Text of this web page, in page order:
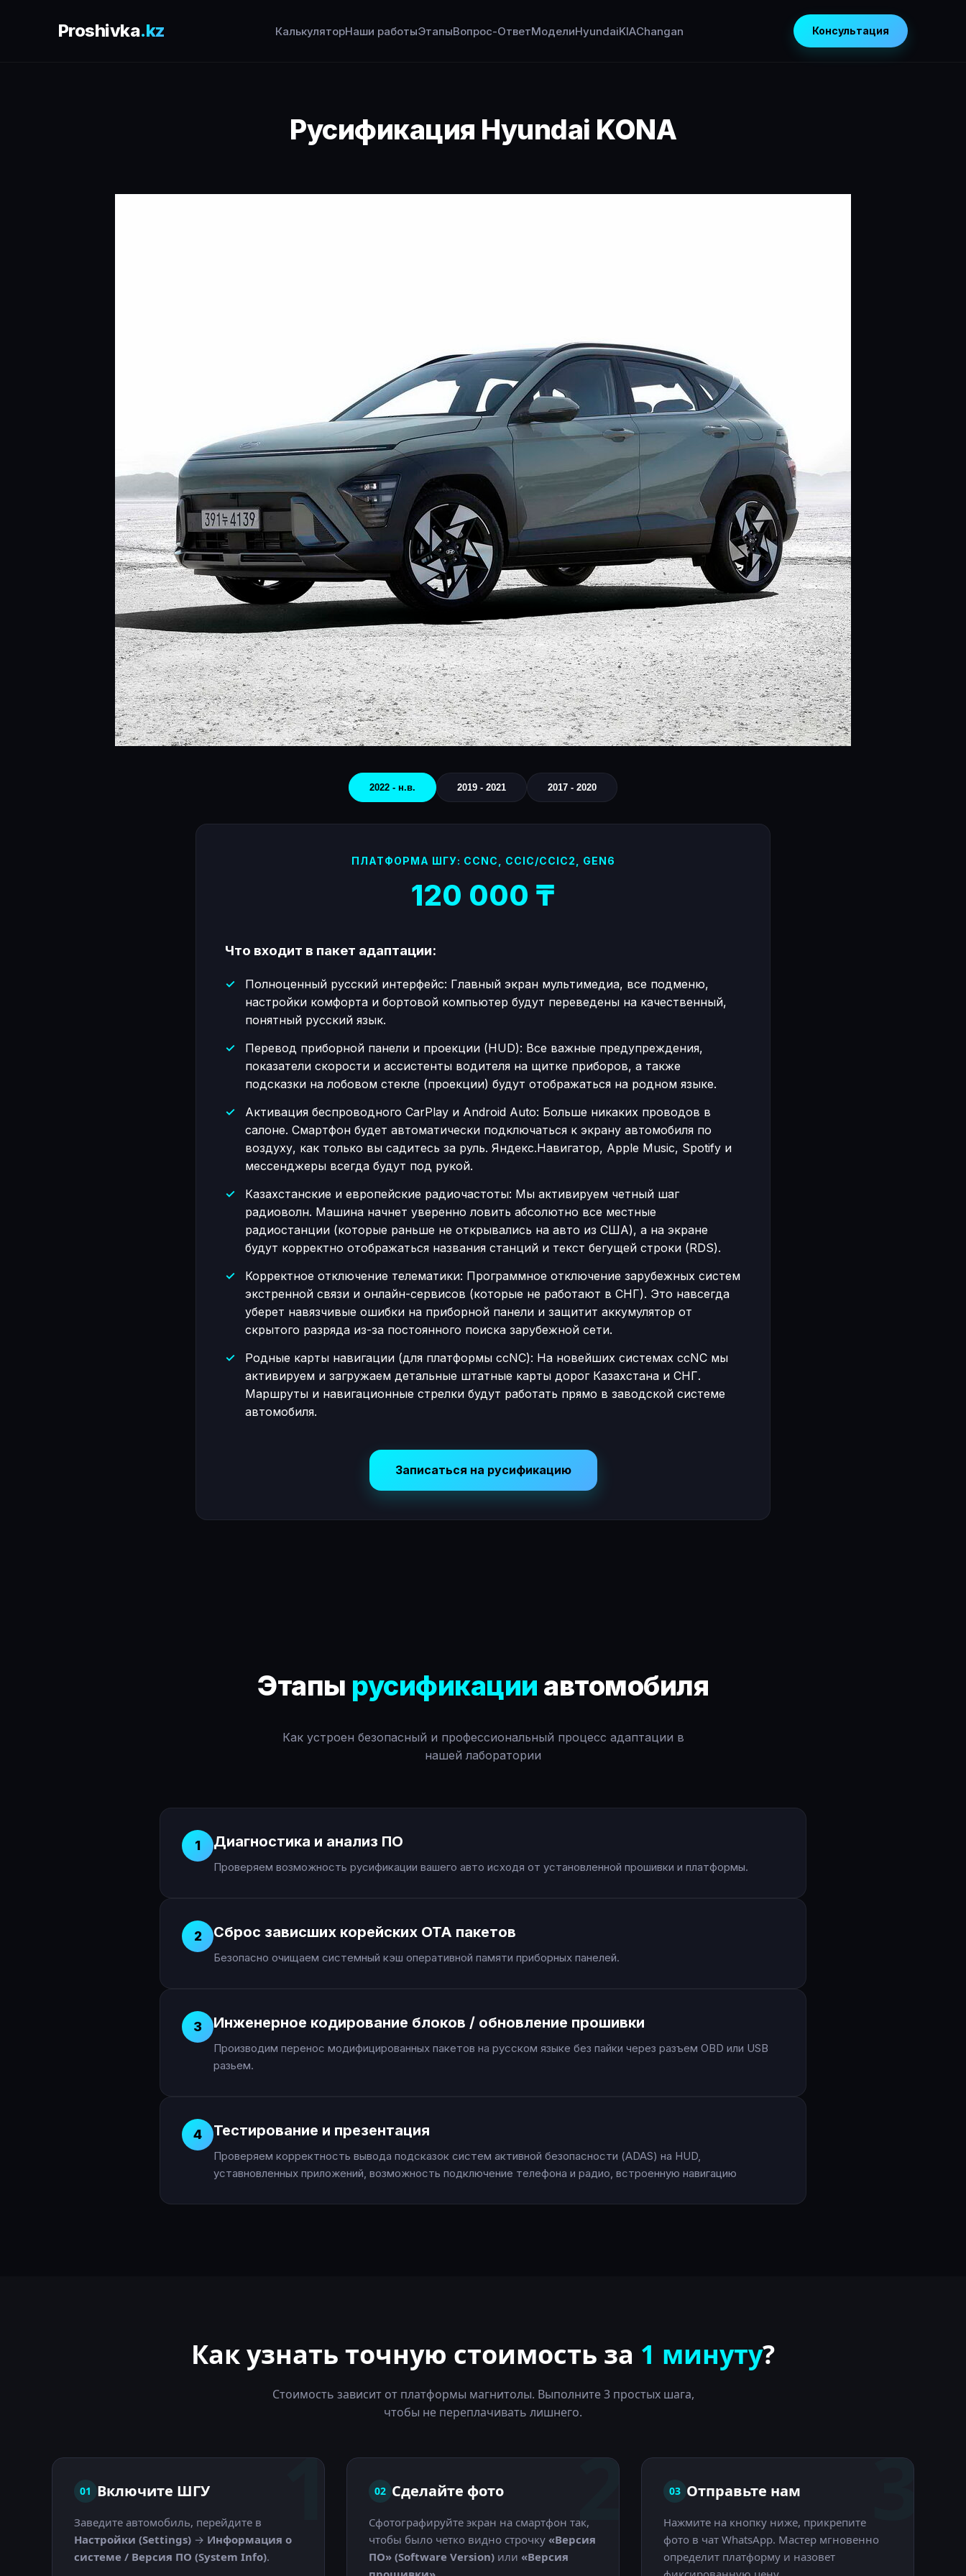
Proshivka.kz КалькуляторНаши работыЭтапыВопрос-ОтветМоделиHyundaiKIAChangan Консультация
Русификация Hyundai KONA
2022 - н.в. 2019 - 2021 2017 - 2020
ПЛАТФОРМА ШГУ: CCNC, CCIC/CCIC2, GEN6
120 000 ₸
Что входит в пакет адаптации:
Полноценный русский интерфейс: Главный экран мультимедиа, все подменю,
настройки комфорта и бортовой компьютер будут переведены на качественный,
понятный русский язык.
Перевод приборной панели и проекции (HUD): Все важные предупреждения,
показатели скорости и ассистенты водителя на щитке приборов, а также
подсказки на лобовом стекле (проекции) будут отображаться на родном языке.
Активация беспроводного CarPlay и Android Auto: Больше никаких проводов в
салоне. Смартфон будет автоматически подключаться к экрану автомобиля по
воздуху, как только вы садитесь за руль. Яндекс.Навигатор, Apple Music, Spotify и
мессенджеры всегда будут под рукой.
Казахстанские и европейские радиочастоты: Мы активируем четный шаг
радиоволн. Машина начнет уверенно ловить абсолютно все местные
радиостанции (которые раньше не открывались на авто из США), а на экране
будут корректно отображаться названия станций и текст бегущей строки (RDS).
Корректное отключение телематики: Программное отключение зарубежных систем
экстренной связи и онлайн-сервисов (которые не работают в СНГ). Это навсегда
уберет навязчивые ошибки на приборной панели и защитит аккумулятор от
скрытого разряда из-за постоянного поиска зарубежной сети.
Родные карты навигации (для платформы ccNC): На новейших системах ccNC мы
активируем и загружаем детальные штатные карты дорог Казахстана и СНГ.
Маршруты и навигационные стрелки будут работать прямо в заводской системе
автомобиля.
Записаться на русификацию
Этапы русификации автомобиля
Как устроен безопасный и профессиональный процесс адаптации в
нашей лаборатории
1 Диагностика и анализ ПО
Проверяем возможность русификации вашего авто исходя от установленной прошивки и платформы.
2 Сброс зависших корейских OTA пакетов
Безопасно очищаем системный кэш оперативной памяти приборных панелей.
3 Инженерное кодирование блоков / обновление прошивки
Производим перенос модифицированных пакетов на русском языке без пайки через разъем OBD или USB
разьем.
4 Тестирование и презентация
Проверяем корректность вывода подсказок систем активной безопасности (ADAS) на HUD,
уставновленных приложений, возможность подключение телефона и радио, встроенную навигацию
Как узнать точную стоимость за 1 минуту?
Стоимость зависит от платформы магнитолы. Выполните 3 простых шага,
чтобы не переплачивать лишнего.
1
01 Включите ШГУ
Заведите автомобиль, перейдите в
Настройки (Settings) → Информация о
системе / Версия ПО (System Info).
2
02 Сделайте фото
Сфотографируйте экран на смартфон так,
чтобы было четко видно строчку «Версия
ПО» (Software Version) или «Версия
3
03 Отправьте нам
Нажмите на кнопку ниже, прикрепите
фото в чат WhatsApp. Мастер мгновенно
определит платформу и назовет